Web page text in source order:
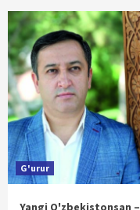
G'urur
Yangi O'zbekistonsan –